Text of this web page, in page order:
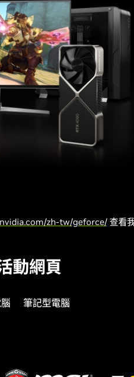
zh-tw/geforce/查看
動網頁
筆記型電腦